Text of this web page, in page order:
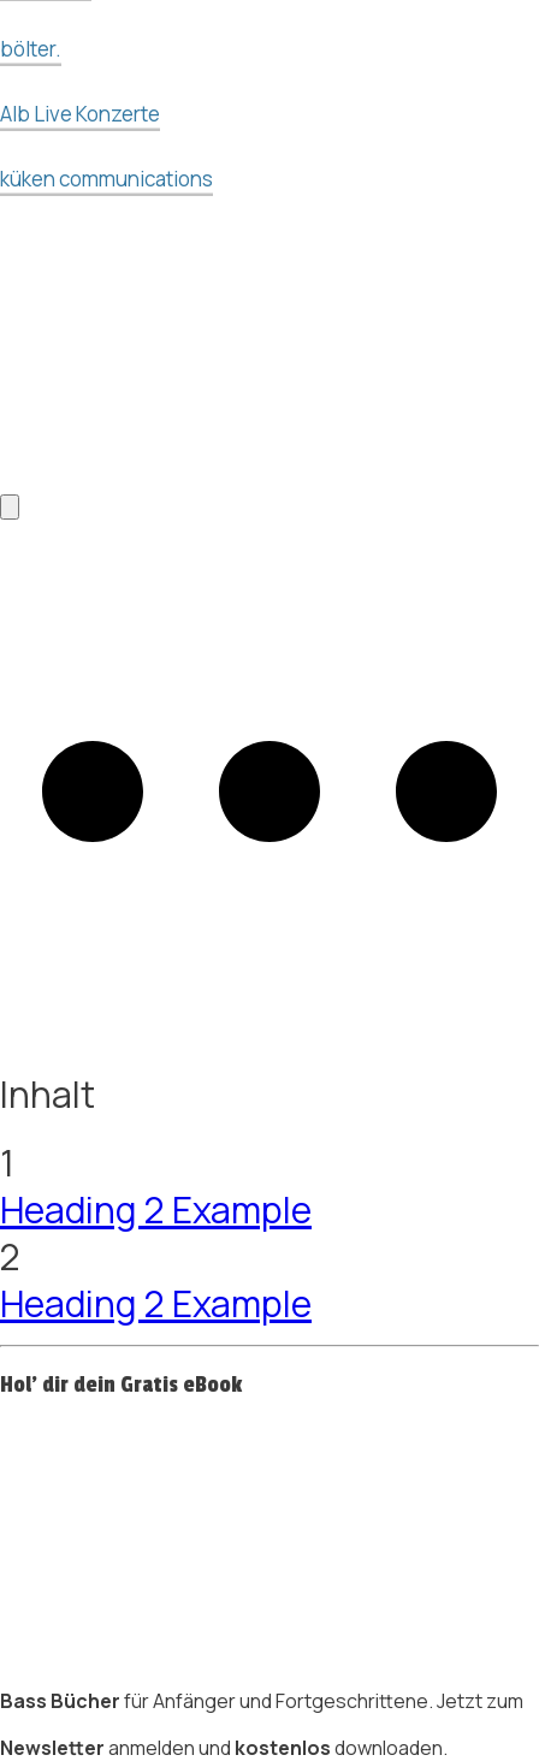
bölter.
Alb Live Konzerte
küken communications
Inhalt
1
Heading 2 Example
2
Heading 2 Example
Hol' dir dein Gratis eBook
Bass Bücherfür Anfänger und Fortgeschrittene. Jetzt zum
Newsletteranmelden und kostenlosdownloaden.